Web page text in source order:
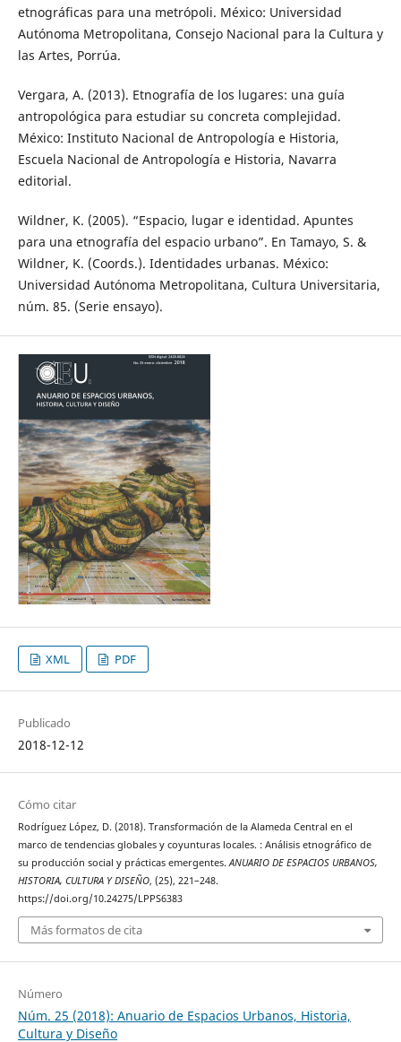
etnográficas para una metrópoli. México: Universidad
Autónoma Metropolitana, Consejo Nacional para la Cultura y
las Artes, Porrúa.
Vergara, A. (2013). Etnografía de los lugares: una guía
antropológica para estudiar su concreta complejidad.
México: Instituto Nacional de Antropología e Historia,
Escuela Nacional de Antropología e Historia, Navarra
editorial.
Wildner, K. (2005). “Espacio, lugar e identidad. Apuntes
para una etnografía del espacio urbano”. En Tamayo, S. &
Wildner, K. (Coords.). Identidades urbanas. México:
Universidad Autónoma Metropolitana, Cultura Universitaria,
núm. 85. (Serie ensayo).
XML PDF
Publicado
2018-12-12
Cómo citar
Rodríguez López, D. (2018). Transformación de la Alameda Central en el
marco de tendencias globales y coyunturas locales. : Análisis etnográfico de
su producción social y prácticas emergentes.ANUARIO DE ESPACIOS URBANOS,
HISTORIA, CULTURA Y DISEÑO, (25), 221–248.
https://doi.org/10.24275/LPPS6383
Más formatos de cita
Número
Núm. 25 (2018): Anuario de Espacios Urbanos, Historia,
Cultura y Diseño